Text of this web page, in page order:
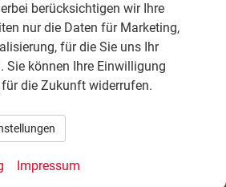
berücksichtigen wir Ihre
nur die Daten für Marketing,
für die Sie uns Ihr
Sie können Ihre Einwilligung
die Zukunft widerrufen.
Impressum